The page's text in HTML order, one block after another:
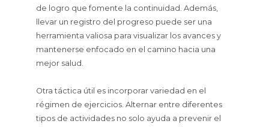
de logro que fomente la continuidad. Además,
llevar un registro del progreso puede ser una
herramienta valiosa para visualizar los avances y
mantenerse enfocado en el camino hacia una
mejor salud.
Otra táctica útil es incorporar variedad en el
régimen de ejercicios. Alternar entre diferentes
tipos de actividades no solo ayuda a prevenir el